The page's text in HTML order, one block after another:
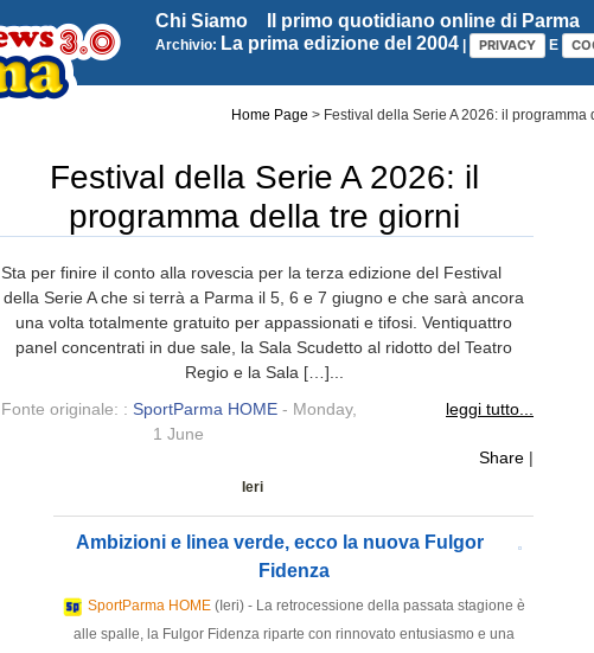
Chi Siamo Il primo quotidiano online di Parma
Archivio: La prima edizione del 2004 | PRIVACY E
Home Page > Festival della Serie A 2026: il programma
Festival della Serie A 2026: il
programma della tre giorni
Sta per finire il conto alla rovescia per la terza edizione del Festival
della Serie A che si terrà a Parma il 5, 6 e 7 giugno e che sarà ancora
una volta totalmente gratuito per appassionati e tifosi. Ventiquattro
panel concentrati in due sale, la Sala Scudetto al ridotto del Teatro
Regio e la Sala […]...
leggi tutto...
Share |
Fonte originale: : SportParma HOME- Monday,
1 June
Ieri
Ambizioni e linea verde, ecco la nuova Fulgor
Fidenza
SportParma HOME(Ieri) - La retrocessione della passata stagione è
alle spalle, la Fulgor Fidenza riparte con rinnovato entusiasmo e una